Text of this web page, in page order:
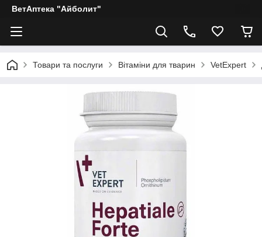
ВетАптека "Айболит"
Товари та послуги Вітаміни для тварин VetExpert